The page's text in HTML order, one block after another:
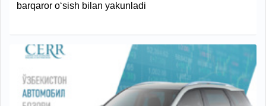
barqaror o‘sish bilan yakunladi